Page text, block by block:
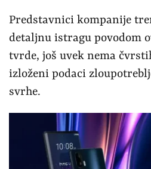
Predstavnici kompanije
detaljnu istragu povodom
tvrde, još uvek nema
izloženi podaci
svrhe.